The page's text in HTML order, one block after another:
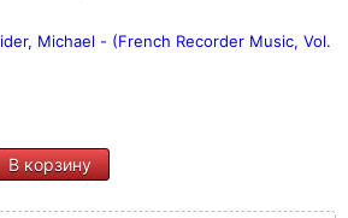
Michael - (French Recorder Music, Vol.
В корзину